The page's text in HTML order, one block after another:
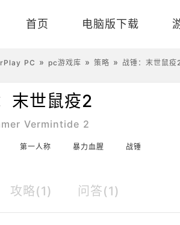
首页 电脑版下载
PC pc游戏库 策略 战锤：末世鼠
末世鼠疫2
Vermintide 2
第一人称 暴力血腥 战锤
攻略(1) 问答(1)